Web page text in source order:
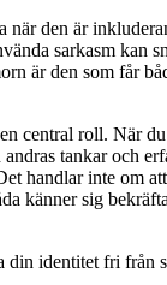
när den är
sarkasm kan
är den som får
central roll. När
tankar och
handlar inte om
känner sig
din identitet fri från